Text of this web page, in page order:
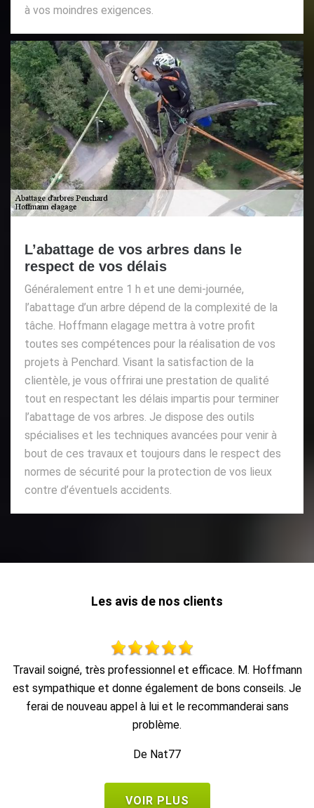
à vos moindres exigences.
L’abattage de vos arbres dans le
respect de vos délais
Généralement entre 1 h et une demi-journée,
l’abattage d’un arbre dépend de la complexité de la
tâche. Hoffmann elagage mettra à votre profit
toutes ses compétences pour la réalisation de vos
projets à Penchard. Visant la satisfaction de la
clientèle, je vous offrirai une prestation de qualité
tout en respectant les délais impartis pour terminer
l’abattage de vos arbres. Je dispose des outils
spécialises et les techniques avancées pour venir à
bout de ces travaux et toujours dans le respect des
normes de sécurité pour la protection de vos lieux
contre d’éventuels accidents.
Les avis de nos clients
Au top, je recommande !!
De Ornella
VOIR PLUS